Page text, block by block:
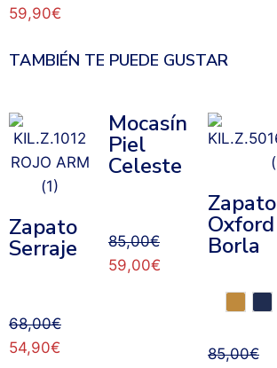
59,90€
TAMBIÉN TE PUEDE GUSTAR
Zapato
Serraje
68,00€
54,90€
Mocasín
Piel
Celeste
85,00€
59,00€
Zapato
Oxford
Borla
85,00€